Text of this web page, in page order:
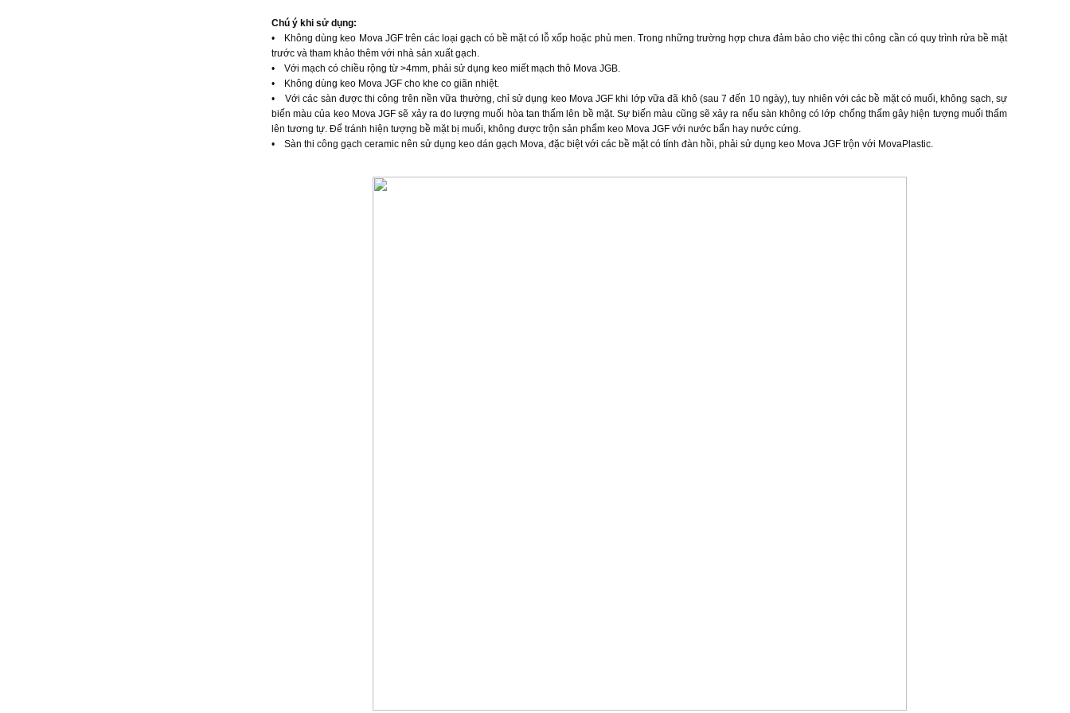
Chú ý khi sử dụng:
• Không dùng keo Mova JGF trên các loại gạch có bề mặt có lỗ xốp hoặc phủ men. Trong những trường hợp chưa đảm bảo cho việc thi công cần có quy trình rửa bề mặt
trước và tham khảo thêm với nhà sản xuất gạch.
• Với mạch có chiều rộng từ >4mm, phải sử dụng keo miết mạch thô Mova JGB.
• Không dùng keo Mova JGF cho khe co giãn nhiệt.
• Với các sàn được thi công trên nền vữa thường, chỉ sử dụng keo Mova JGF khi lớp vữa đã khô (sau 7 đến 10 ngày), tuy nhiên với các bề mặt có muối, không sạch, sự
biến màu của keo Mova JGF sẽ xảy ra do lượng muối hòa tan thấm lên bề mặt. Sự biến màu cũng sẽ xảy ra nếu sàn không có lớp chống thấm gây hiện tượng muối thấm
lên tương tự. Để tránh hiện tượng bề mặt bị muối, không được trộn sản phẩm keo Mova JGF với nước bẩn hay nước cứng.
• Sàn thi công gạch ceramic nên sử dụng keo dán gạch Mova, đặc biệt với các bề mặt có tính đàn hồi, phải sử dụng keo Mova JGF trộn với MovaPlastic.